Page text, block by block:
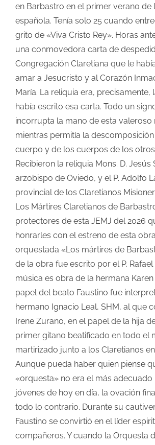
en Barbastro en el primer verano de
española. Tenía solo 25 cuando
grito de «Viva Cristo Rey». Horas
una conmovedora carta de
Congregación Claretiana que le
amar a Jesucristo y al Corazón
María. La reliquia era, precisamente,
había escrito esa carta. Todo un
incorrupta la mano de esta valeroso
mientras permitía la
cuerpo y de los cuerpos de los
Recibieron la reliquia Mons. D. Jesús
arzobispo de Oviedo, y el P. Adolfo
provincial de los Claretianos
Los Mártires Claretianos de
protectores de esta JEMJ del 2026
honrarles con el estreno de esta
orquestada «Los mártires de
de la obra fue escrito por el P. Rafael
música es obra de la hermana
papel del beato Faustino fue
hermano Ignacio Leal, SHM, al que
Irene Zurano, en el papel de la hija
primer gitano beatificado en todo el
martirizado junto a los Claretianos
Aunque pueda haber quien piense
«orquesta» no era el más adecuado
jóvenes de hoy en día, la ovación
todo lo contrario. Durante su
Faustino se convirtió en el líder
compañeros. Y cuando la Orquesta